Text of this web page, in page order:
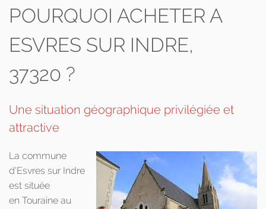
POURQUOI ACHETER A
ESVRES SUR INDRE,
37320 ?
Une situation géographique privilégiée et
attractive
La commune
d'Esvres sur Indre
est située
en Touraine au